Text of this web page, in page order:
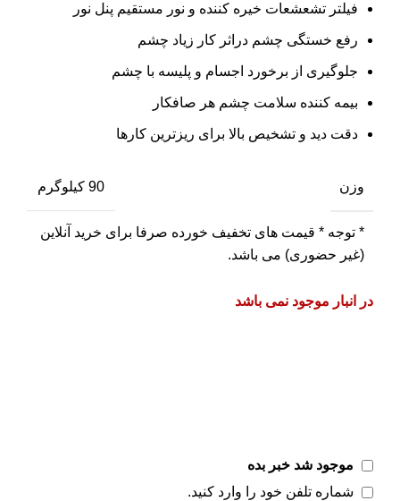
فیلتر تشعشعات خیره کننده و نور مستقیم پنل نور
رفع خستگی چشم دراثر کار زیاد چشم
جلوگیری از برخورد اجسام و پلیسه با چشم
بیمه کننده سلامت چشم هر صافکار
دقت دید و تشخیص بالا برای ریزترین کارها
وزن 90 کیلوگرم
* توجه * قیمت های تخفیف خورده صرفا برای خرید آنلاین
(غیر حضوری) می باشد.
در انبار موجود نمی باشد
موجود شد خبر بده
شماره تلفن خود را وارد کنید.